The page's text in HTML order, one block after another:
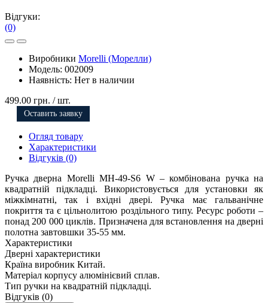
Відгуки:
(0)
Виробники Morelli (Морелли)
Модель: 002009
Наявність: Нет в наличии
499.00 грн. / шт.
Оставить заявку
Огляд товару
Характеристики
Відгуків (0)
Ручка дверна Morelli MH-49-S6 W – комбінована ручка на
квадратній підкладці. Використовується для установки як
міжкімнатні, так і вхідні двері. Ручка має гальванічне
покриття та є цільнолитою роздільного типу. Ресурс роботи –
понад 200 000 циклів. Призначена для встановлення на дверні
полотна завтовшки 35-55 мм.
Характеристики
Дверні характеристики
Країна виробник Китай.
Матеріал корпусу алюмінієвий сплав.
Тип ручки на квадратній підкладці.
Відгуків (0)